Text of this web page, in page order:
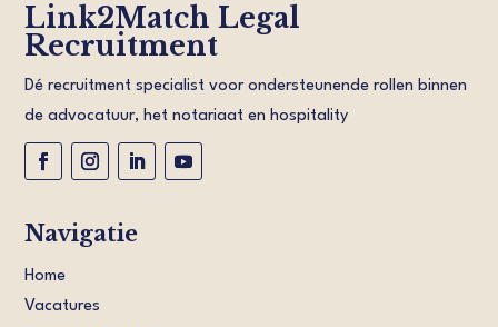
Link2Match Legal
Recruitment
Dé recruitment specialist voor ondersteunende rollen binnen
de advocatuur, het notariaat en hospitality
Navigatie
Home
Vacatures